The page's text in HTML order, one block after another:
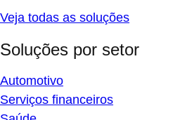
Veja todas as soluções
Soluções por setor
Automotivo
Serviços financeiros